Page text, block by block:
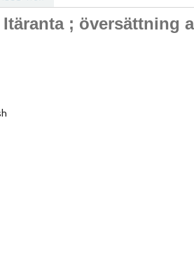
Itäranta ; översättning